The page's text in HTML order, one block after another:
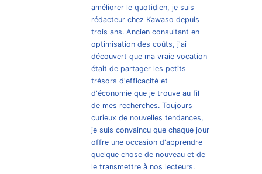
améliorer le quotidien, je suis
rédacteur chez Kawaso depuis
trois ans. Ancien consultant en
optimisation des coûts, j'ai
découvert que ma vraie vocation
était de partager les petits
trésors d'efficacité et
d'économie que je trouve au fil
de mes recherches. Toujours
curieux de nouvelles tendances,
je suis convaincu que chaque jour
offre une occasion d'apprendre
quelque chose de nouveau et de
le transmettre à nos lecteurs.